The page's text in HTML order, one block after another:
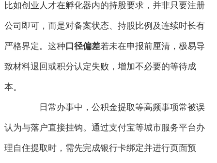
比如创业人才在孵化器内的持股要求，并非只要注册
公司即可，而是对备案状态、持股比例及连续时长有
严格界定。这种 口径偏差若未在申报前厘清，极易导
致材料退回或积分认定失败，增加不必要的等待成
本。
日常办事中，公积金提取等高频事项常被误
认为与落户直接挂钩。通过支付宝等城市服务平台办
理自住提取时，需先完成银行卡绑定并进行页面预